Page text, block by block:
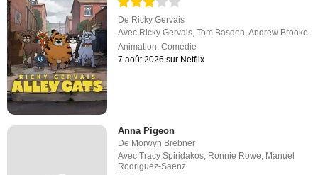
De Ricky Gervais
Avec Ricky Gervais,Tom Basden,Andrew Brooke
Animation,Comédie
7 août 2026 sur Netflix
Anna Pigeon
De Morwyn Brebner
AvecTracy Spiridakos, Ronnie Rowe, Manuel
Rodriguez-Saenz